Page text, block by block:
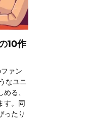
10作
ァン
なユニ
る、
す。同
ったり